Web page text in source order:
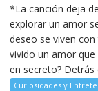
*La canción deja
explorar un amor
deseo se viven
vivido un amor
en secreto? Detrás
Curiosidades y